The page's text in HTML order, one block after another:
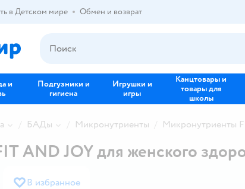
в Детском мире Обмен и возврат
и
Подгузники и
гигиена
Игрушки и
игры
Канцтовары и
товары для
школы
БАДы Микронутриенты Микронутриенты
AND JOY для женского
В избранное